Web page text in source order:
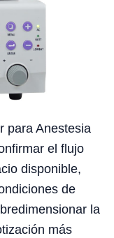
para Anestesia
el flujo
disponible,
de
la
más